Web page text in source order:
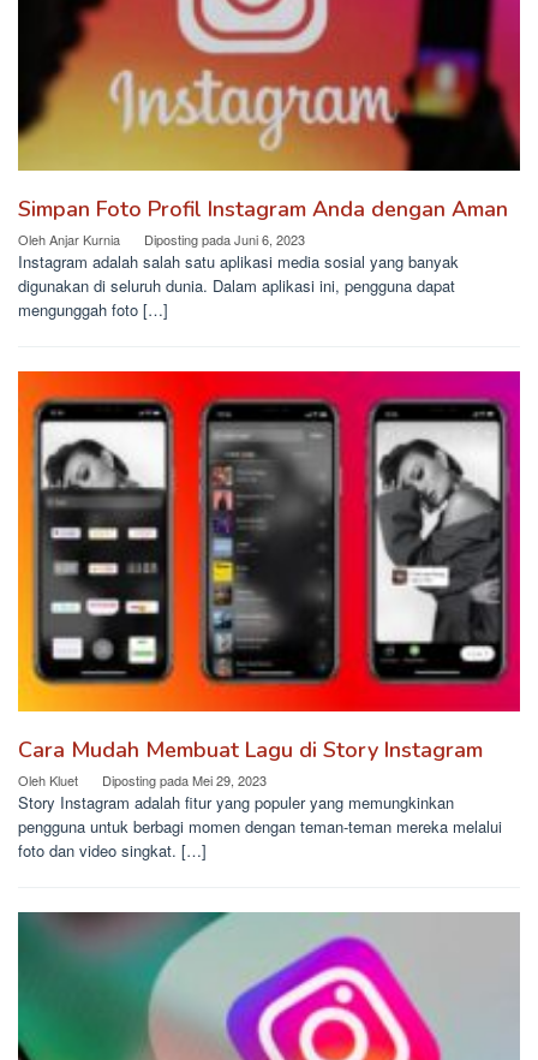
Simpan Foto Profil Instagram Anda dengan Aman
OlehAnjar Kurnia Diposting padaJuni 6, 2023
Instagram adalah salah satu aplikasi media sosial yang banyak
digunakan di seluruh dunia. Dalam aplikasi ini, pengguna dapat
mengunggah foto […]
Cara Mudah Membuat Lagu di Story Instagram
Oleh Kluet Diposting padaMei 29, 2023
Story Instagram adalah fitur yang populer yang memungkinkan
pengguna untuk berbagi momen dengan teman-teman mereka melalui
foto dan video singkat. […]